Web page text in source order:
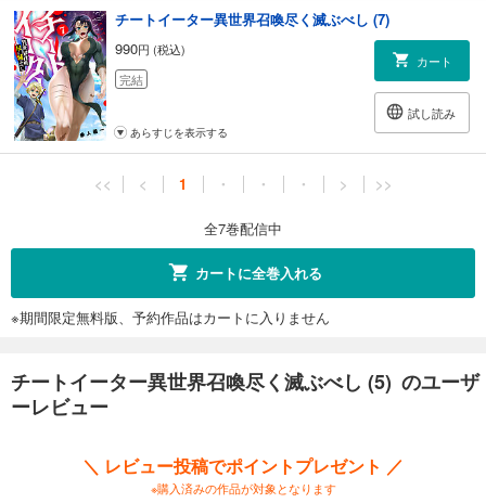
チートイーター異世界召喚尽く滅ぶべし (7)
990円 (税込)
完結
カート
試し読み
あらすじを表示する
<< < 1 ・ ・ ・ > >>
全7巻配信中
カートに全巻入れる
※期間限定無料版、予約作品はカートに入りません
チートイーター異世界召喚尽く滅ぶべし (5) のユーザ
ーレビュー
＼ レビュー投稿でポイントプレゼント ／
※購入済みの作品が対象となります